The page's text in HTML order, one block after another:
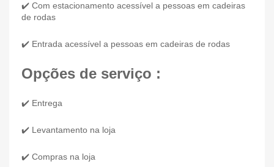
✔️ Com estacionamento acessível a pessoas em cadeiras
de rodas
✔️ Entrada acessível a pessoas em cadeiras de rodas
Opções de serviço :
✔️ Entrega
✔️ Levantamento na loja
✔️ Compras na loja